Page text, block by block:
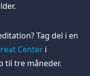
Tag del i en
Center i
til tre måneder.